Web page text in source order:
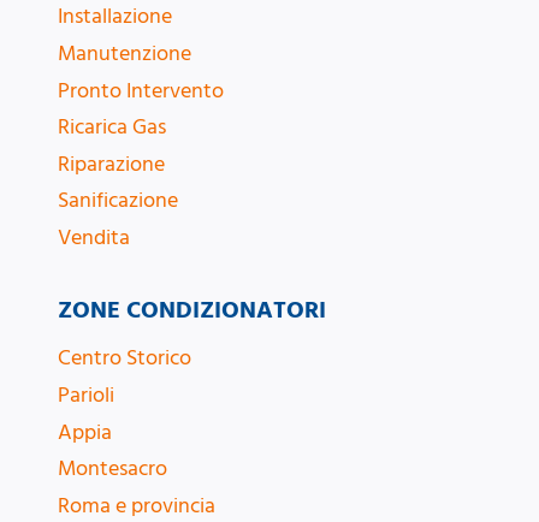
ZONE CONDIZIONATORI
Centro Storico
Parioli
Appia
Montesacro
Roma e provincia
Installazione
Manutenzione
Pronto Intervento
Ricarica Gas
Riparazione
Sanificazione
Vendita